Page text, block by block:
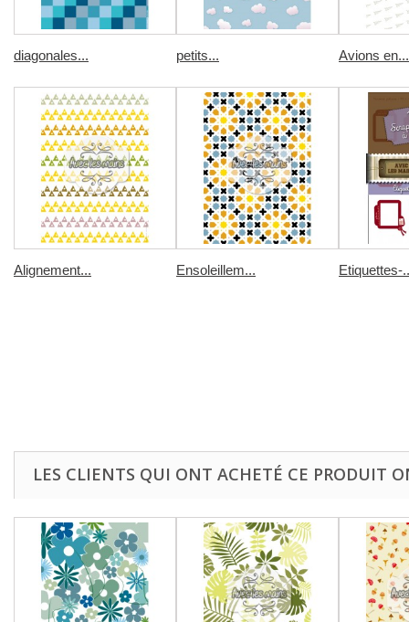
diagonales... petits... Avions en...
Alignement... Ensoleillem... Etiquettes-
LES CLIENTS QUI ONT ACHETÉ CE PRODUIT